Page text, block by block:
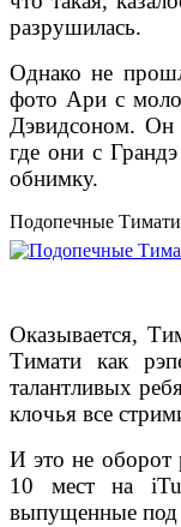
разрушилась.
Однако не
фото Ари с
Дэвидсоном. Он
где они с
обнимку.
Подопечные Тимати
Оказывается,
Тимати как
талантливых
клочья все
И это не оборот
10 мест на
выпущенные под